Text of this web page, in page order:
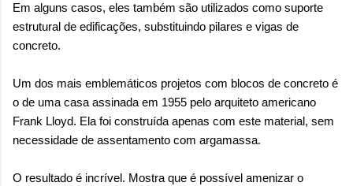
Em alguns casos, eles também são utilizados como suporte
estrutural de edificações, substituindo pilares e vigas de
concreto.
Um dos mais emblemáticos projetos com blocos de concreto é
o de uma casa assinada em 1955 pelo arquiteto americano
Frank Lloyd. Ela foi construída apenas com este material, sem
necessidade de assentamento com argamassa.
O resultado é incrível. Mostra que é possível amenizar o